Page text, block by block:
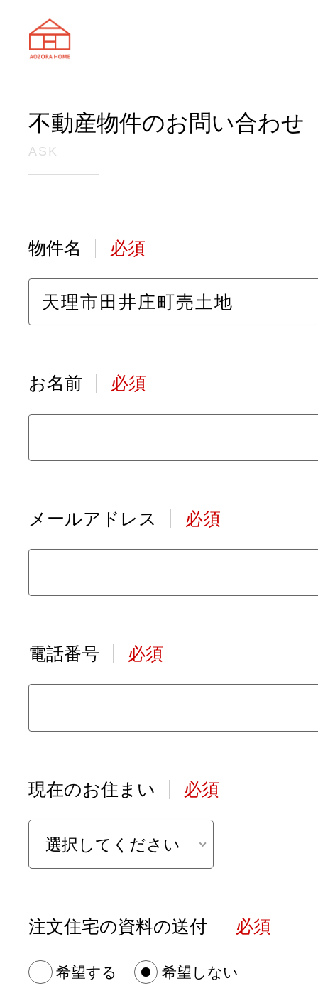
不動産物件のお問い合わせ
ASK
物件名 必須
お名前 必須
メールアドレス 必須
電話番号 必須
現在のお住まい 必須
選択してください
注文住宅の資料の送付 必須
希望する 希望しない